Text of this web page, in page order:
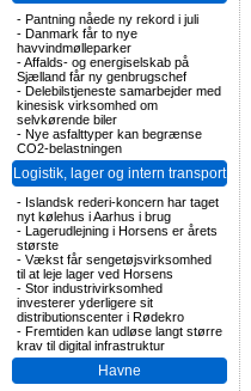
- Pantning nåede ny rekord i juli
- Danmark får to nye
havvindmølleparker
-Affalds- og energiselskab på
Sjælland får ny genbrugschef
- Delebilstjeneste samarbejder med
kinesisk virksomhed om
selvkørende biler
- Nye asfalttyper kan begrænse
CO2-belastningen
Logistik, lager og intern transport
- Islandsk rederi-koncern har taget
nyt kølehus i Aarhus i brug
- Lagerudlejning i Horsens er årets
største
- Vækst får sengetøjsvirksomhed
til at leje lager ved Horsens
- Stor industrivirksomhed
investerer yderligere sit
distributionscenter i Rødekro
- Fremtiden kan udløse langt større
krav til digital infrastruktur
Havne